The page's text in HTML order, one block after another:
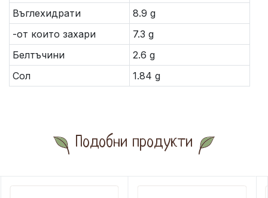
Въглехидрати
8.9 g
-от които захари
7.3 g
Белтъчини
2.6 g
Сол
1.84 g
Подобни продукти